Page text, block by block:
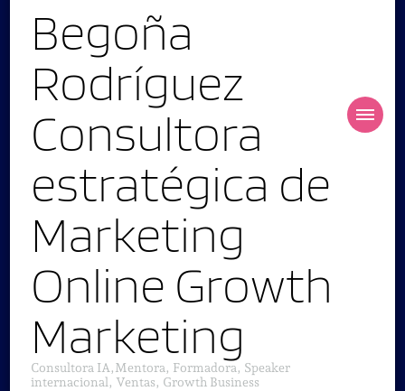
Begoña
Rodríguez
Consultora
estratégica de
Marketing
Online Growth
Marketing
Consultora IA,Mentora, Formadora, Speaker
internacional, Ventas, Growth Business